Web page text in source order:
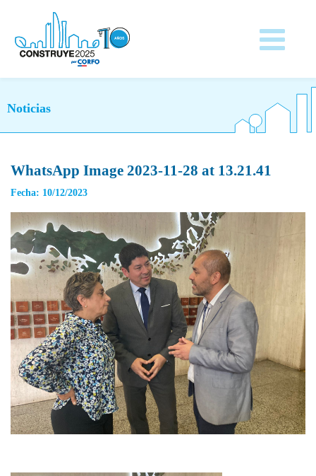
Noticias
WhatsApp Image 2023-11-28 at 13.21.41
Fecha: 10/12/2023